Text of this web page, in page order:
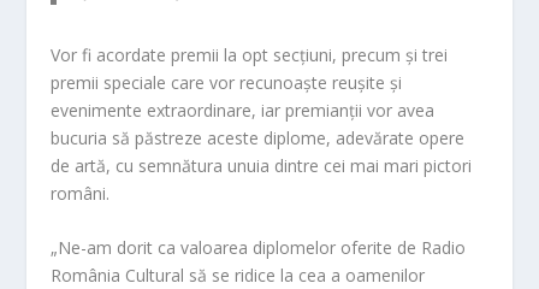
Vor fi acordate premii la opt secțiuni, precum și trei
premii speciale care vor recunoaște reușite și
evenimente extraordinare, iar premianții vor avea
bucuria să păstreze aceste diplome, adevărate opere
de artă, cu semnătura unuia dintre cei mai mari pictori
români.
„Ne-am dorit ca valoarea diplomelor oferite de Radio
România Cultural să se ridice la cea a oamenilor